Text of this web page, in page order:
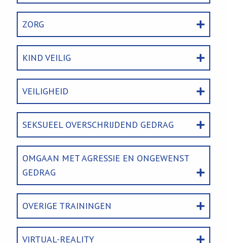
ZORG
KIND VEILIG
VEILIGHEID
SEKSUEEL OVERSCHRIJDEND GEDRAG
OMGAAN MET AGRESSIE EN ONGEWENST
GEDRAG
OVERIGE TRAININGEN
VIRTUAL-REALITY